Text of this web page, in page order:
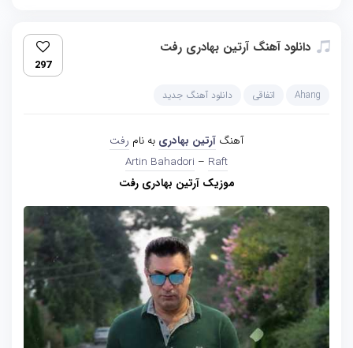
دانلود آهنگ آرتین بهادری رفت
297
Ahang اتفاقی دانلود آهنگ جدید
آهنگ آرتین بهادری به نام رفت
Artin Bahadori – Raft
موزیک آرتین بهادری رفت